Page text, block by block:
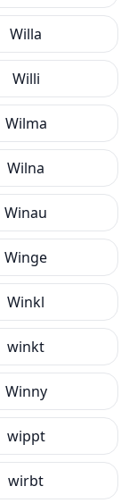
Willa
Willi
Wilma
Wilna
Winau
Winge
Winkl
winkt
Winny
wippt
wirbt